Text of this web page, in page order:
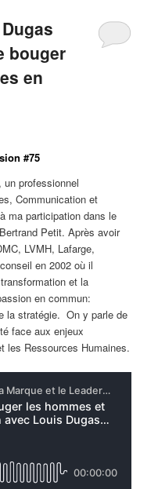
bouger
en
#75
, un professionnel
Communication et
ma participation dans le
Petit. Après avoir
LVMH, Lafarge,
en 2002 où il
et la
en commun:
la stratégie. On y parle de
face aux enjeux
les Ressources Humaines.